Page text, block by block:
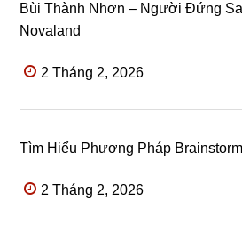
Bùi Thành Nhơn – Người Đứng
Novaland
2 Tháng 2, 2026
Tìm Hiểu Phương Pháp
2 Tháng 2, 2026